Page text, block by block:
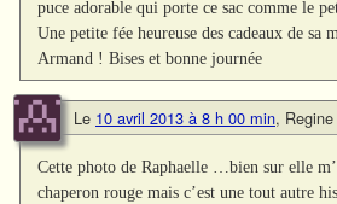
puce adorable qui porte ce sac comme le
Une petite fée heureuse des cadeaux de
Armand ! Bises et bonne journée
Le 10 avril 2013 à 8 h 00 min,
Cette photo de Raphaelle …bien sur elle
chaperon rouge mais c’est une tout autre